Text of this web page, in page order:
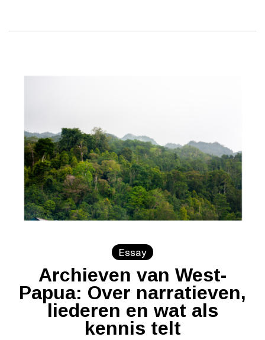
Essay
Archieven van West-
Papua: Over narratieven,
liederen en wat als
kennis telt